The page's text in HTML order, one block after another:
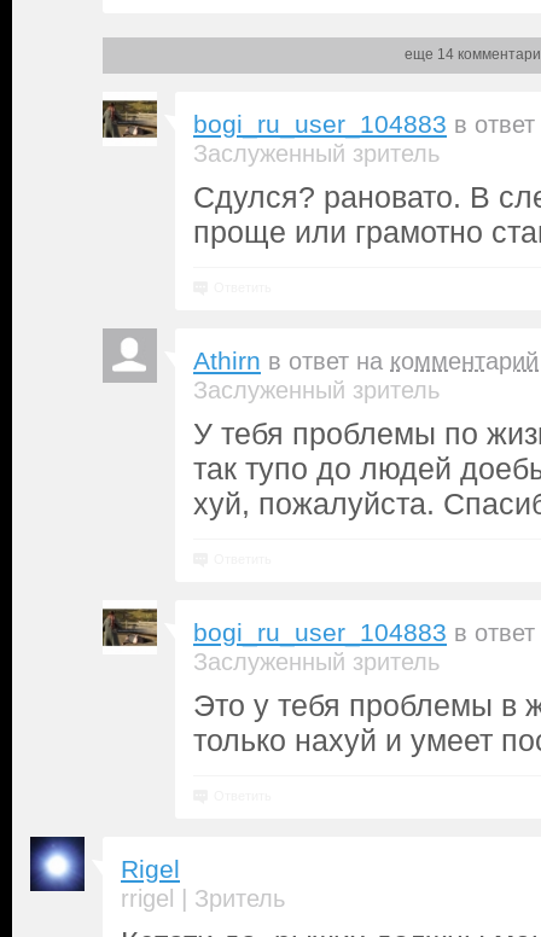
еще 14
bogi_ru_user_104883 в
Заслуженный зритель
Сдулся? рановато. В
проще или грамотно
Athirn в ответ на комментарий
Заслуженный зритель
У тебя проблемы по
так тупо до людей
хуй, пожалуйста.
bogi_ru_user_104883 в
Заслуженный зритель
Это у тебя проблемы в
только нахуй и умеет
Rigel
rrigel | Зритель